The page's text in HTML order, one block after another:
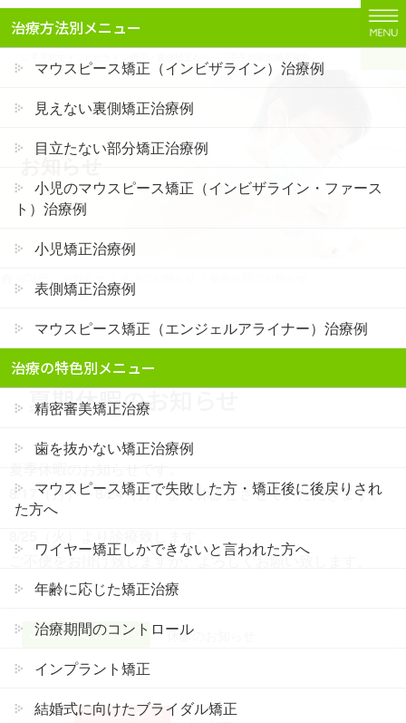
コ
ン
テ
ナ
ビ
ゲ
お知らせ
2020.6.23
夏期休暇のお知らせ
夏季休暇のお知らせです。
8/17（月）～8/24（月）まで休診とさせていただきます。
ご不便をお掛け致しますが、よろしくお願い致します。
お知らせのカテゴリ 休診のお知らせ
当院からのお知らせ
治療方法別メニュー
マウスピース矯正（インビザライン）治療例
見えない裏側矯正治療例
目立たない部分矯正治療例
小児のマウスピース矯正（インビザライン・ファース
ト）治療例
小児矯正治療例
表側矯正治療例
マウスピース矯正（エンジェルアライナー）治療例
治療の特色別メニュー
精密審美矯正治療
歯を抜かない矯正治療例
マウスピース矯正で失敗した方・矯正後に後戻りされ
た方へ
ワイヤー矯正しかできないと言われた方へ
年齢に応じた矯正治療
治療期間のコントロール
インプラント矯正
結婚式に向けたブライダル矯正